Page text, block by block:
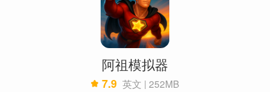
阿祖模拟器
7.9 英文 | 252MB